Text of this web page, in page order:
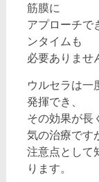
筋膜に
アプローチで
ンタイムも
必要ありませ
ウルセラは一
発揮でき、
その効果が長
気の治療です
注意点として
ります。